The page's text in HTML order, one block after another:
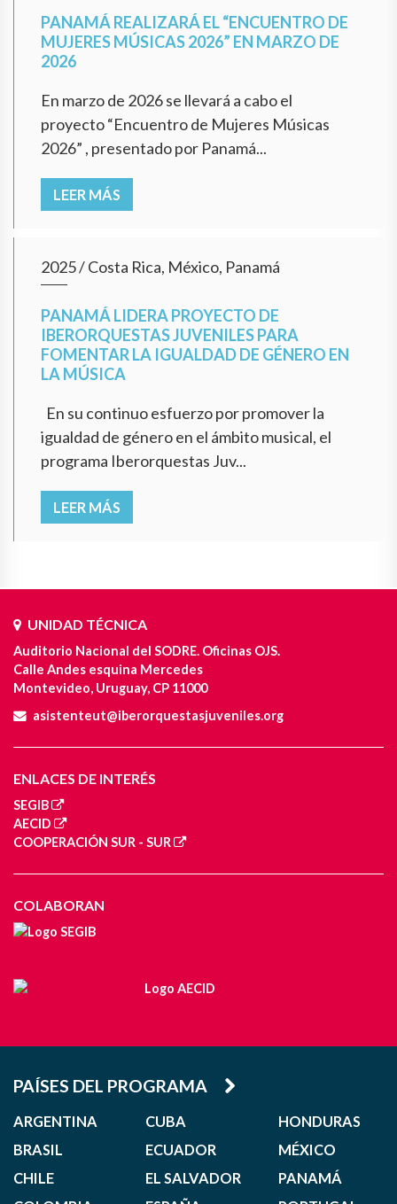
PANAMÁ REALIZARÁ EL “ENCUENTRO DE
MUJERES MÚSICAS 2026” EN MARZO DE
2026
En marzo de 2026 se llevará a cabo el
proyecto “Encuentro de Mujeres Músicas
2026” , presentado por Panamá...
LEER MÁS
2025/Costa Rica, México, Panamá
PANAMÁ LIDERA PROYECTO DE
IBERORQUESTAS JUVENILES PARA
FOMENTAR LA IGUALDAD DE GÉNERO EN
LA MÚSICA
En su continuo esfuerzo por promover la
igualdad de género en el ámbito musical, el
programa Iberorquestas Juv...
LEER MÁS
UNIDAD TÉCNICA
Auditorio Nacional del SODRE. Oficinas OJS.
Calle Andes esquina Mercedes
Montevideo, Uruguay, CP 11000
asistenteut@iberorquestasjuveniles.org
ENLACES DE INTERÉS
SEGIB
AECID
COOPERACIÓN SUR - SUR
COLABORAN
PAÍSES DEL PROGRAMA
ARGENTINA
BRASIL
CHILE
CUBA
ECUADOR
EL SALVADOR
HONDURAS
MÉXICO
PANAMÁ